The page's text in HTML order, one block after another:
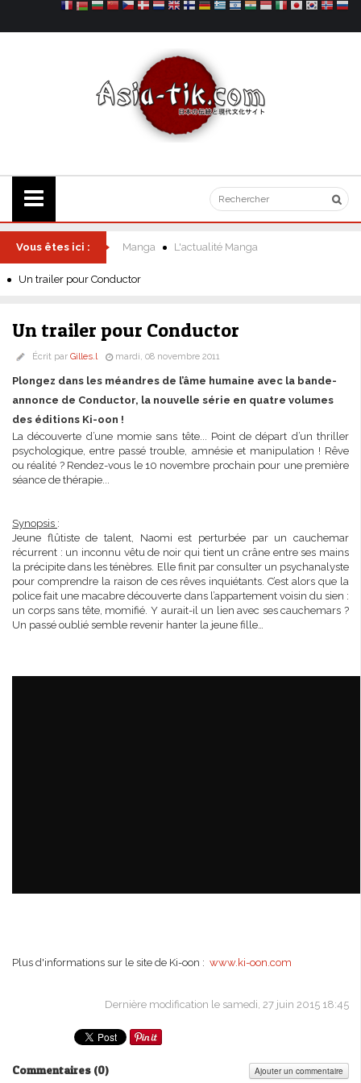
Vous êtes ici : Manga L'actualité Manga
Un trailer pour Conductor
Un trailer pour Conductor
Écrit par Gilles.l mardi, 08 novembre 2011
Plongez dans les méandres de l’âme humaine avec la bande-
annonce de Conductor, la nouvelle série en quatre volumes
des éditions Ki-oon !
La découverte d’une momie sans tête... Point de départ d’un thriller
psychologique, entre passé trouble, amnésie et manipulation ! Rêve
ou réalité ? Rendez-vous le 10 novembre prochain pour une première
séance de thérapie...
Synopsis :
Jeune flûtiste de talent, Naomi est perturbée par un cauchemar
récurrent : un inconnu vêtu de noir qui tient un crâne entre ses mains
la précipite dans les ténèbres. Elle finit par consulter un psychanalyste
pour comprendre la raison de ces rêves inquiétants. C’est alors que la
police fait une macabre découverte dans l’appartement voisin du sien :
un corps sans tête, momifié. Y aurait-il un lien avec ses cauchemars ?
Un passé oublié semble revenir hanter la jeune fille…
Plus d'informations sur le site de Ki-oon : www.ki-oon.com
Dernière modification le samedi, 27 juin 2015 18:45
Commentaires (0) Ajouter un commentaire